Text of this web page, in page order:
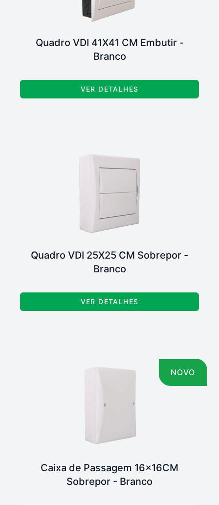
Quadro VDI 41X41 CM Embutir -
Branco
VER DETALHES
Quadro VDI 25X25 CM Sobrepor -
Branco
VER DETALHES
NOVO
Caixa de Passagem 16x16CM
Sobrepor - Branco